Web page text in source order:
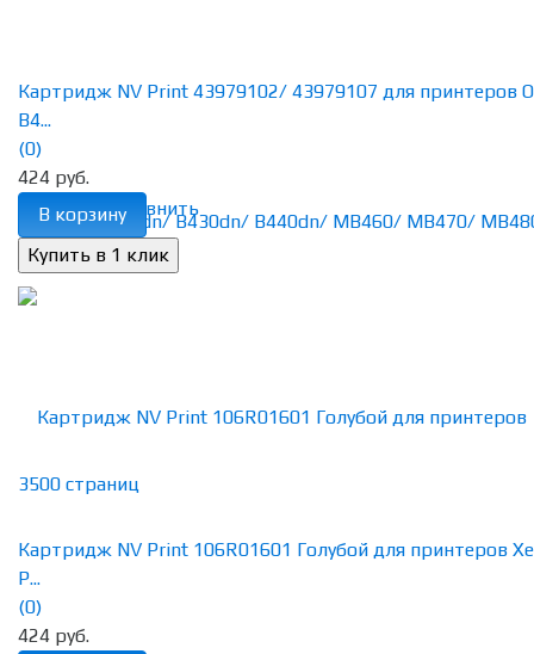
избранное сравнить
Картридж NV Print 43979102/ 43979107 для принтеров
B4...
(0)
424 руб.
В корзину
Картридж NV Print 106R01601 Голубой для принтеров
P...
(0)
424 руб.